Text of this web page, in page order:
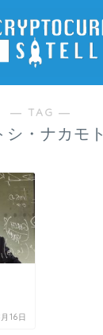
― TAG ―
シ・ナカモト
16日